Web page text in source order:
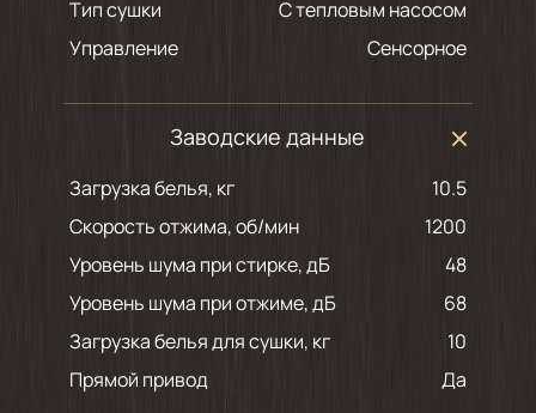
Тип сушки
С тепловым насосом
Управление
Сенсорное
Заводские данные
Загрузка белья, кг
10.5
Скорость отжима, об/мин
1200
Уровень шума при стирке, дБ
48
Уровень шума при отжиме, дБ
68
Загрузка белья для сушки, кг
10
Прямой привод
Да